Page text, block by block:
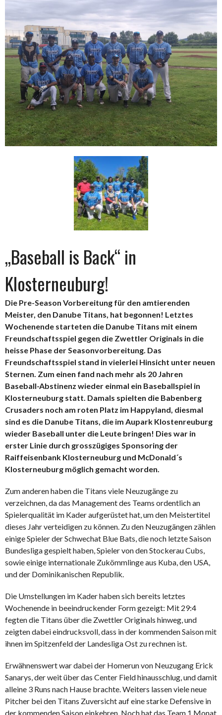
„Baseball is Back“ in
Klosterneuburg!
Die Pre-Season Vorbereitung für den amtierenden
Meister, den Danube Titans, hat begonnen! Letztes
Wochenende starteten die Danube Titans mit einem
Freundschaftsspiel gegen die Zwettler Originals in die
heisse Phase der Seasonvorbereitung. Das
Freundschaftsspiel stand in vielerlei Hinsicht unter neuen
Sternen. Zum einen fand nach mehr als 20 Jahren
Baseball-Abstinenz wieder einmal ein Baseballspiel in
Klosterneuburg statt. Damals spielten die Babenberg
Crusaders noch am roten Platz im Happyland, diesmal
sind es die Danube Titans, die im Aupark Klostenreuburg
wieder Baseball unter die Leute bringen! Dies war in
erster Linie durch grosszügiges Sponsoring der
Raiffeisenbank Klosterneuburg und McDonald´s
Klosterneuburg möglich gemacht worden.
Zum anderen haben die Titans viele Neuzugänge zu
verzeichnen, da das Management des Teams ordentlich an
Spielerqualität im Kader aufgerüstet hat, um den Meistertitel
dieses Jahr verteidigen zu können. Zu den Neuzugängen zählen
einige Spieler der Schwechat Blue Bats, die noch letzte Saison
Bundesliga gespielt haben, Spieler von den Stockerau Cubs,
sowie einige internationale Zukömmlinge aus Kuba, den USA,
und der Dominikanischen Republik.
Die Umstellungen im Kader haben sich bereits letztes
Wochenende in beeindruckender Form gezeigt: Mit 29:4
fegten die Titans über die Zwettler Originals hinweg, und
zeigten dabei eindrucksvoll, dass in der kommenden Saison mit
ihnen im Spitzenfeld der Landesliga Ost zu rechnen ist.
Erwähnenswert war dabei der Homerun von Neuzugang Erick
Sanarys, der weit über das Center Field hinausschlug, und damit
alleine 3 Runs nach Hause brachte. Weiters lassen viele neue
Pitcher bei den Titans Zuversicht auf eine starke Defensive in
der kommenden Saison einkehren. Noch hat das Team 1 Monat